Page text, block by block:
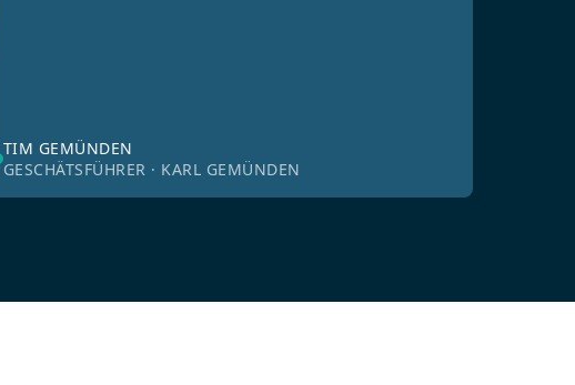
TIM GEMÜNDEN
GESCHÄTSFÜHRER · KARL GEMÜNDEN